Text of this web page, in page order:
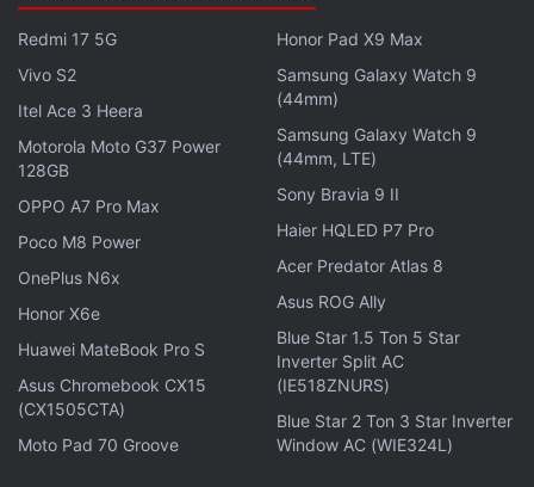
mAh avec charge filaire de 33 W. Outre des
fonctionnalités telles que des améliorations du
logiciel Open Canvas pour le multitâche et une
certification de protection oculaire , elle inclut
également le premier stylet de la série Go .
Dans un autre registre, la OnePlus Watch Lite et le
OnePlus 15R , le smartphone haut de gamme axé
sur la performance, seront également dévoilés lors
de l' événement de lancement le 17 décembre .
Redmi 17 5G
Vivo S2
Itel Ace 3 Heera
Motorola Moto G37 Power
128GB
OPPO A7 Pro Max
Poco M8 Power
OnePlus N6x
Honor X6e
Huawei MateBook Pro S
Asus Chromebook CX15
(CX1505CTA)
Moto Pad 70 Groove
Honor Pad X9 Max
Samsung Galaxy Watch 9
(44mm)
Samsung Galaxy Watch 9
(44mm, LTE)
Sony Bravia 9 II
Haier HQLED P7 Pro
Acer Predator Atlas 8
Asus ROG Ally
Blue Star 1.5 Ton 5 Star
Inverter Split AC
(IE518ZNURS)
Blue Star 2 Ton 3 Star Inverter
Window AC (WIE324L)